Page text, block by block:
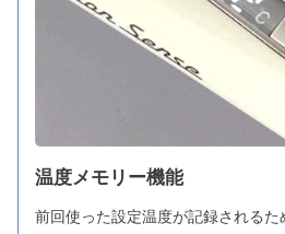
温度メモリー機能
前回使った設定温度が記録される